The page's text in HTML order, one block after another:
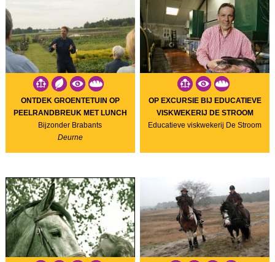
ONTDEK GROENTETUIN OP
PEELRANDBREUK MET LUNCH
Bijzonder Brabants
Deurne
OP EXCURSIE BIJ EDUCATIEVE
VISKWEKERIJ DE STROOM
Educatieve viskwekerij De Stroom